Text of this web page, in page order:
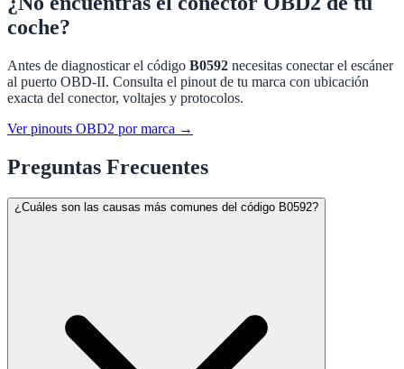
coche?
Antes de diagnosticar el código B0592 necesitas conectar el escáner
al puerto OBD-II. Consulta el pinout de tu marca con ubicación
exacta del conector, voltajes y protocolos.
Ver pinouts OBD2 por marca →
Preguntas Frecuentes
¿Cuáles son las causas más comunes del código B0592?